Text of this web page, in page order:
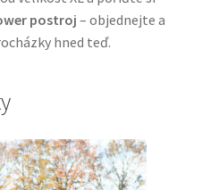
postroj – objednejte a
hned teď.